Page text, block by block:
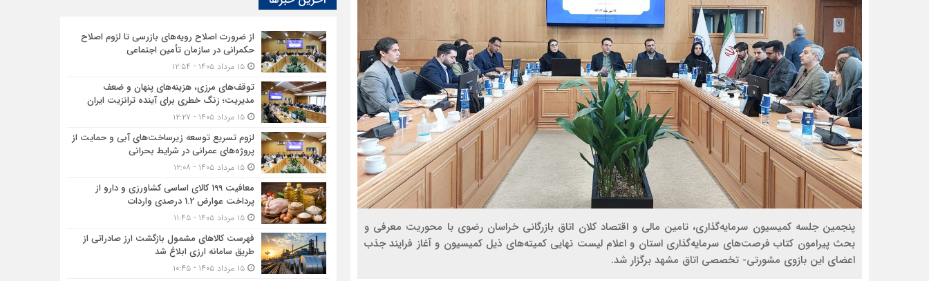
پنجمین جلسه کمیسیون سرمایه‌گذاری، تامین مالی و اقتصاد کلان اتاق بازرگانی خراسان رضوی با محوریت معرفی و
بحث پیرامون کتاب فرصت‌های سرمایه‌گذاری استان و اعلام لیست نهایی کمیته‌های ذیل کمیسیون و آغاز فرایند جذب
اعضای این بازوی مشورتی- تخصصی اتاق مشهد برگزار شد.
از ضرورت اصلاح رویه‌های بازرسی تا لزوم اصلاح
حکمرانی در سازمان تأمین اجتماعی
۱۵ مرداد ۱۴۰۵ - ۱۲:۵۴
توقف‌های مرزی، هزینه‌های پنهان و ضعف
مدیریت؛ زنگ خطری برای آینده ترانزیت ایران
۱۵ مرداد ۱۴۰۵ - ۱۲:۲۷
لزوم تسریع توسعه زیرساخت‌های آبی و حمایت از
پروژه‌های عمرانی در شرایط بحرانی
۱۵ مرداد ۱۴۰۵ - ۱۲:۰۸
معافیت 199 کالای اساسی کشاورزی و دارو از
پرداخت عوارض 1.2 درصدی واردات
۱۵ مرداد ۱۴۰۵ - ۱۱:۴۵
فهرست کالاهای مشمول بازگشت ارز صادراتی از
طریق سامانه ارزی ابلاغ شد
۱۵ مرداد ۱۴۰۵ - ۱۰:۴۵